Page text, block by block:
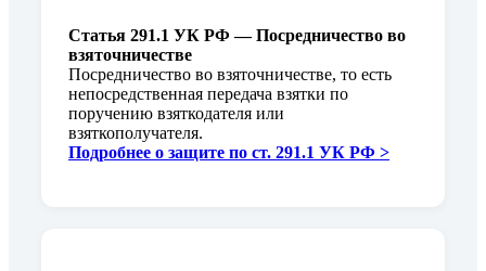
Статья 291.1 УК РФ — Посредничество во
взяточничестве
Посредничество во взяточничестве, то есть
непосредственная передача взятки по
поручению взяткодателя или
взяткополучателя.
Подробнее о защите по ст. 291.1 УК РФ >